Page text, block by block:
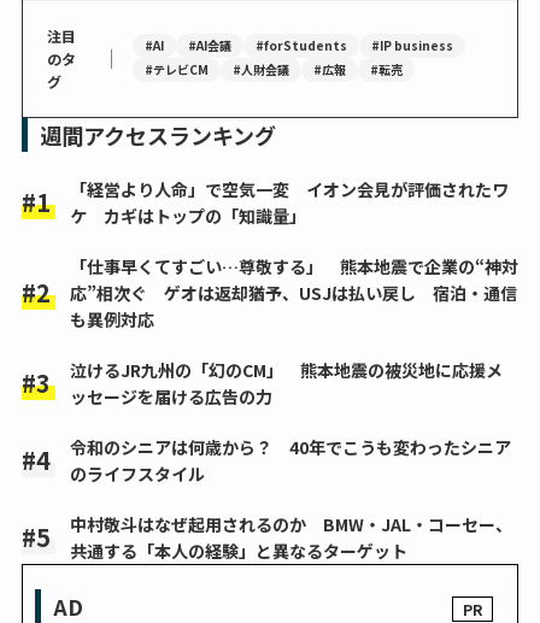
注目
のタ
グ
｜ #AI #AI会議 #forStudents
#IP business
#テレビCM
#人財会議 #広報 #転売
週間アクセスランキング
「経営より人命」で空気一変 イオン会見が評価されたワ
ケ カギはトップの「知識量」
「仕事早くてすごい…尊敬する」 熊本地震で企業の“神対
応”相次ぐ ゲオは返却猶予、USJは払い戻し 宿泊・通信
も異例対応
泣けるJR九州の「幻のCM」 熊本地震の被災地に応援メ
ッセージを届ける広告の力
令和のシニアは何歳から？ 40年でこうも変わったシニア
のライフスタイル
中村敬斗はなぜ起用されるのか BMW・JAL・コーセー、
共通する「本人の経験」と異なるターゲット
AD